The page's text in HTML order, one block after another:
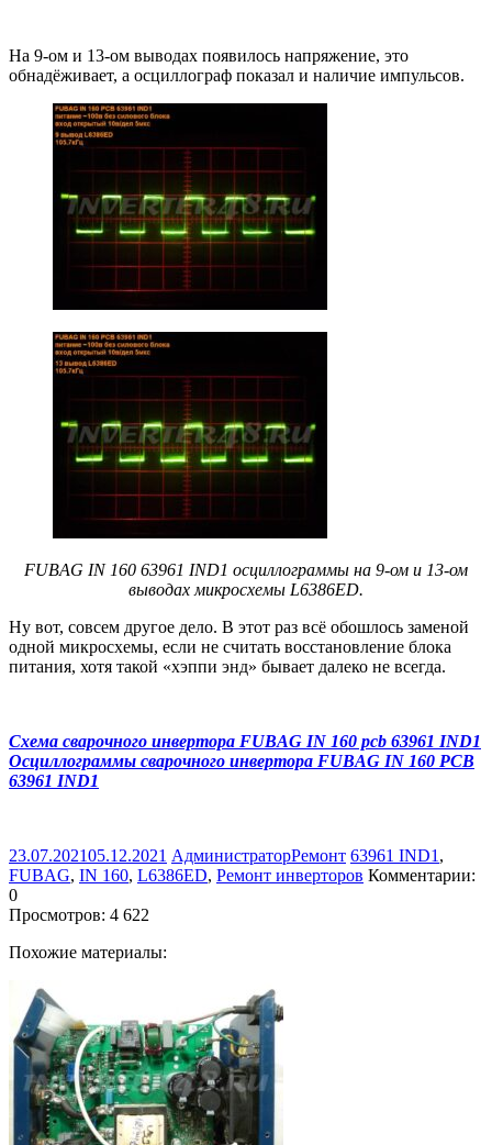
На 9-ом и 13-ом выводах появилось напряжение, это
обнадёживает, а осциллограф показал и наличие импульсов.
FUBAG IN 160 63961 IND1 осциллограммы на 9-ом и 13-ом
выводах микросхемы L6386ED.
Ну вот, совсем другое дело. В этот раз всё обошлось заменой
одной микросхемы, если не считать восстановление блока
питания, хотя такой «хэппи энд» бывает далеко не всегда.
Схема сварочного инвертора FUBAG IN 160 pcb 63961 IND1
Осциллограммы сварочного инвертора FUBAG IN 160 PCB
63961 IND1
23.07.202105.12.2021 АдминистраторРемонт 63961 IND1 ,
FUBAG, IN 160, L6386ED, Ремонт инверторов Комментарии:
0
Просмотров: 4 622
Похожие материалы: